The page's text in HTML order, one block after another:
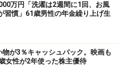
を目的としており、特定の金融
はありません。
ご判断はご自身の責任において
ては十分に配慮しております
なく、これに基づく損失・損害
を負いません。
万円「洗濯は2週間に1回、お風
習慣」61歳男性の年金繰り上げ生
物が3％キャッシュバック。映画も
女性が2年使った株主優待